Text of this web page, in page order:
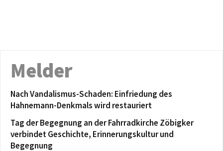
Melder
Nach Vandalismus-Schaden: Einfriedung des
Hahnemann-Denkmals wird restauriert
Tag der Begegnung an der Fahrradkirche Zöbigker
verbindet Geschichte, Erinnerungskultur und
Begegnung